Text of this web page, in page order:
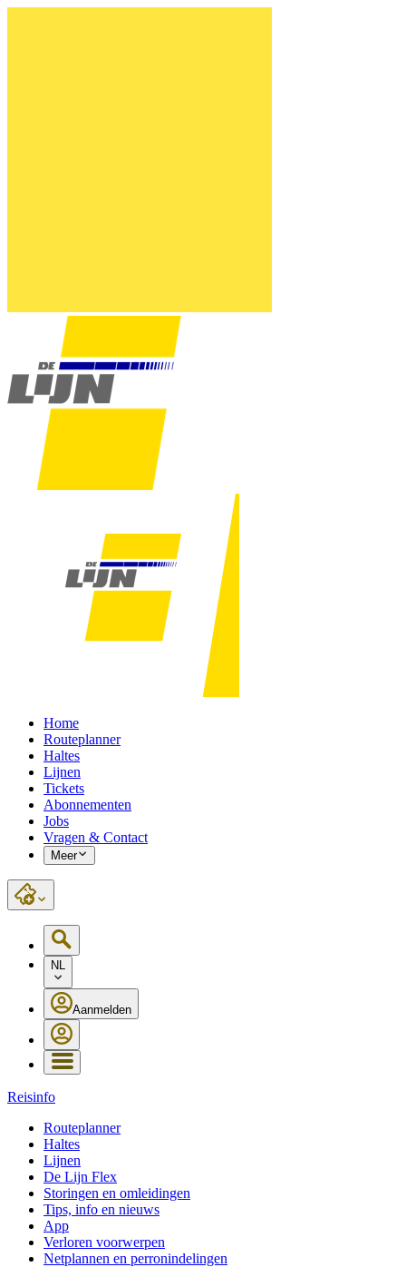
Home
Routeplanner
Haltes
Lijnen
Tickets
Abonnementen
Jobs
Vragen & Contact
Meer
NL
Aanmelden
Reisinfo
Routeplanner
Haltes
Lijnen
De Lijn Flex
Storingen en omleidingen
Tips, info en nieuws
App
Verloren voorwerpen
Netplannen en perronindelingen